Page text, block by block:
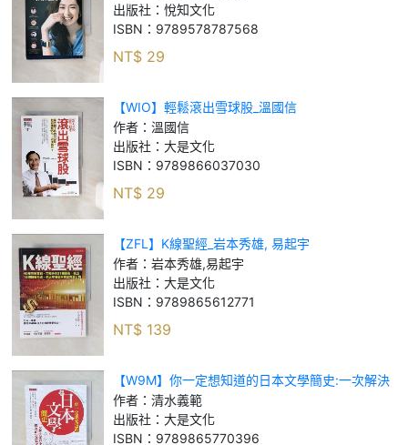
出版社： 悅知文化
ISBN： 9789578787568
NT$ 29
【WIO】輕鬆滾出雪球股_溫國信
作者： 溫國信
出版社： 大是文化
ISBN： 9789866037030
NT$ 29
【ZFL】K線聖經_岩本秀雄, 易起宇
作者： 岩本秀雄,易起宇
出版社： 大是文化
ISBN： 9789865612771
NT$ 139
【W9M】你一定想知道的日本文學簡史:一次解決
你對小說、戲劇、漫畫的知識渴望與疑惑_清水義
範
作者： 清水義範
出版社： 大是文化
ISBN： 9789865770396